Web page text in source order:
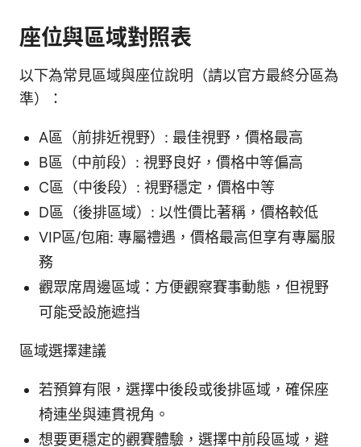
座位與區域對照表
以下為常見區域與座位說明（請以官方最終分區為
準）：
A區（前排近視野）: 最佳視野，價格最高
B區（中前段）: 視野良好，價格中等偏高
C區（中後段）: 視野穩定，價格中等
D區（後排區域）: 以性價比著稱，價格較低
VIP區/包廂: 專屬禮遇，價格最高但享有專屬服
務
觀眾席周邊區域：方便觀察賽事動態，但視野
可能受設施遮挡
區域選擇建議
若預算有限，選擇中後段或後排區域，確保座
椅連坐與連貫視角。
想要更穩定的觀賽體驗，選擇中前段區域，避